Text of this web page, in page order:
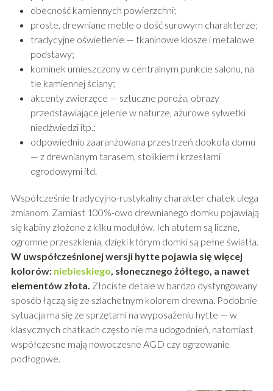
obecność kamiennych powierzchni;
proste, drewniane meble o dość surowym charakterze;
tradycyjne oświetlenie — tkaninowe klosze i metalowe
podstawy;
kominek umieszczony w centralnym punkcie salonu, na
tle kamiennej ściany;
akcenty zwierzęce — sztuczne poroża, obrazy
przedstawiające jelenie w naturze, ażurowe sylwetki
niedźwiedzi itp.;
odpowiednio zaaranżowana przestrzeń dookoła domu
— z drewnianym tarasem, stolikiem i krzesłami
ogrodowymi itd.
Współcześnie tradycyjno-rustykalny charakter chatek ulega
zmianom. Zamiast 100%-owo drewnianego domku pojawiają
się kabiny złożone z kilku modułów. Ich atutem są liczne,
ogromne przeszklenia, dzięki którym domki są pełne światła.
W uwspółcześnionej wersji hytte pojawia się więcej
kolorów: niebieskiego , słonecznego żółtego, a nawet
elementów złota. Złociste detale w bardzo dystyngowany
sposób łączą się ze szlachetnym kolorem drewna. Podobnie
sytuacja ma się ze sprzętami na wyposażeniu hytte — w
klasycznych chatkach często nie ma udogodnień, natomiast
współczesne mają nowoczesne AGD czy ogrzewanie
podłogowe.